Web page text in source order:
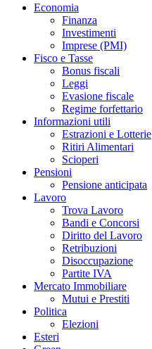
Economia
Finanza
Investimenti
Imprese (PMI)
Fisco e Tasse
Bonus fiscali
Leggi
Evasione fiscale
Regime forfettario
Informazioni utili
Estrazioni e Lotterie
Ritiri Alimentari
Scioperi
Pensioni
Pensione anticipata
Lavoro
Trova Lavoro
Bandi e Concorsi
Diritto del Lavoro
Retribuzioni
Disoccupazione
Partite IVA
Mercato Immobiliare
Mutui e Prestiti
Politica
Elezioni
Esteri